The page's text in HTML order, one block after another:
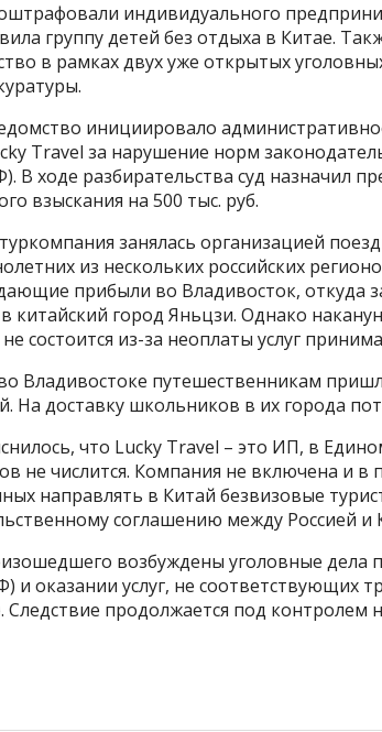
индивидуального
группу детей без отдыха в Китае.
в рамках двух уже открытых
инициировало
Travel за нарушение норм
В ходе разбирательства суд назначил
взыскания на 500 тыс. руб.
занялась организацией
из нескольких российских
прибыли во Владивосток, откуда
китайский город Яньцзи. Однако
состоится из-за неоплаты услуг
Владивостоке путешественникам
На доставку школьников в их города
что Lucky Travel – это ИП, в
не числится. Компания не включена и в
направлять в Китай безвизовые
соглашению между Россией и
возбуждены уголовные дела
и оказании услуг, не соответствующих
Следствие продолжается под контролем